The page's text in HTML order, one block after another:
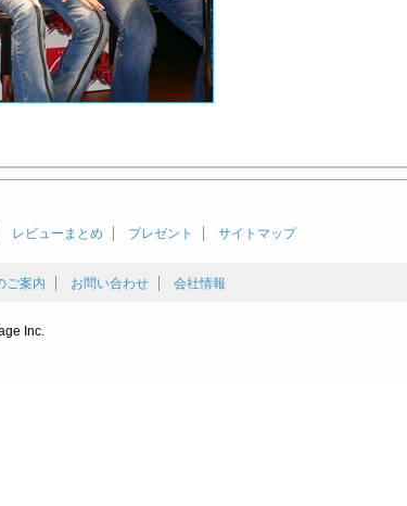
レビューまとめ プレゼント サイトマップ
ご案内 お問い合わせ 会社情報
Inc.